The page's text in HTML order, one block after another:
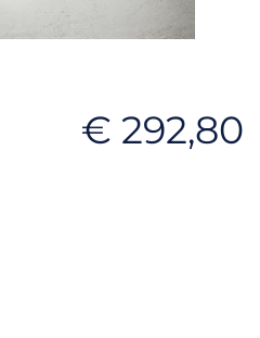
€ 292,80